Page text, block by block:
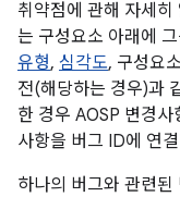
취약점에 관해 자세
는 구성요소 아래에
유형, 심각도, 구성요
전(해당하는 경우)과
한 경우 AOSP 변경
사항을 버그 ID에 연
하나의 버그와 관련